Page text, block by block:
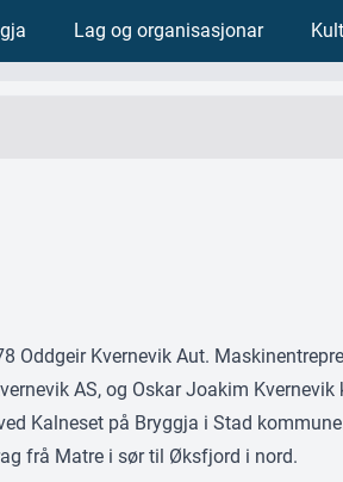
Lag og organisasjonar
Oddgeir Kvernevik Aut.
AS, og Oskar Joakim
Kalneset på Bryggja i Stad
frå Matre i sør til Øksfjord i nord.